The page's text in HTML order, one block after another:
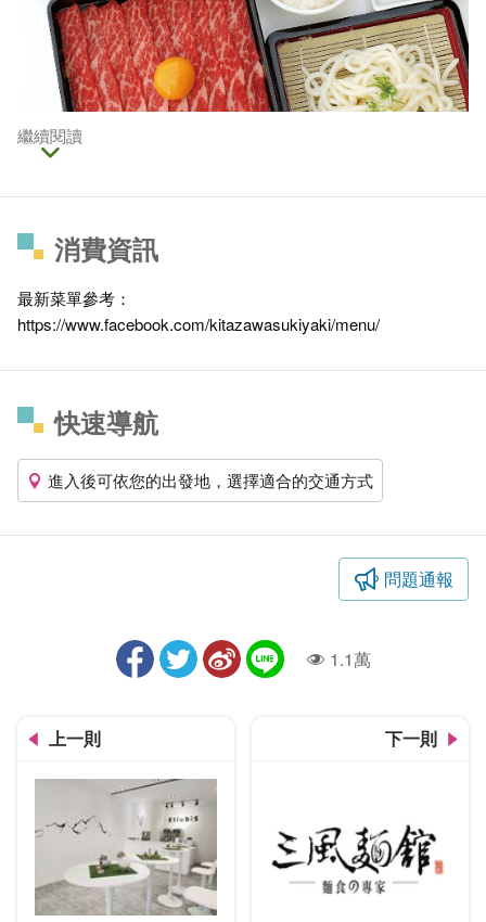
繼續閱讀
消費資訊
最新菜單參考：
https://www.facebook.com/kitazawasukiyaki/menu/
快速導航
進入後可依您的出發地，選擇適合的交通方式
問題通報
人氣1.1萬
上一則 下一則